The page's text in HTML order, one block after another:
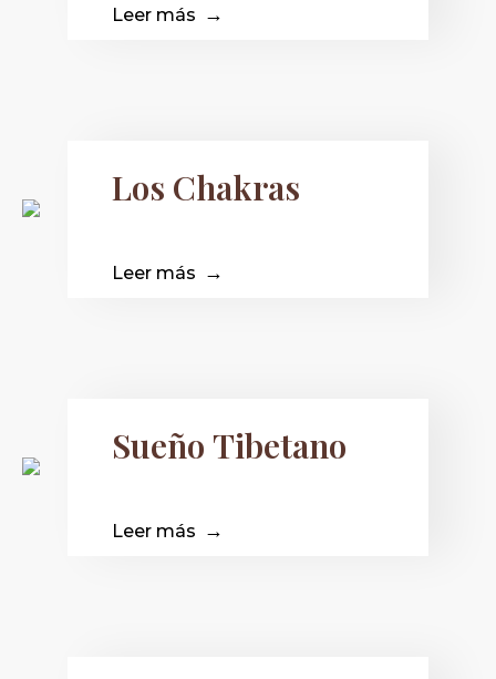
Leer más
Los Chakras
Leer más
Sueño Tibetano
Leer más